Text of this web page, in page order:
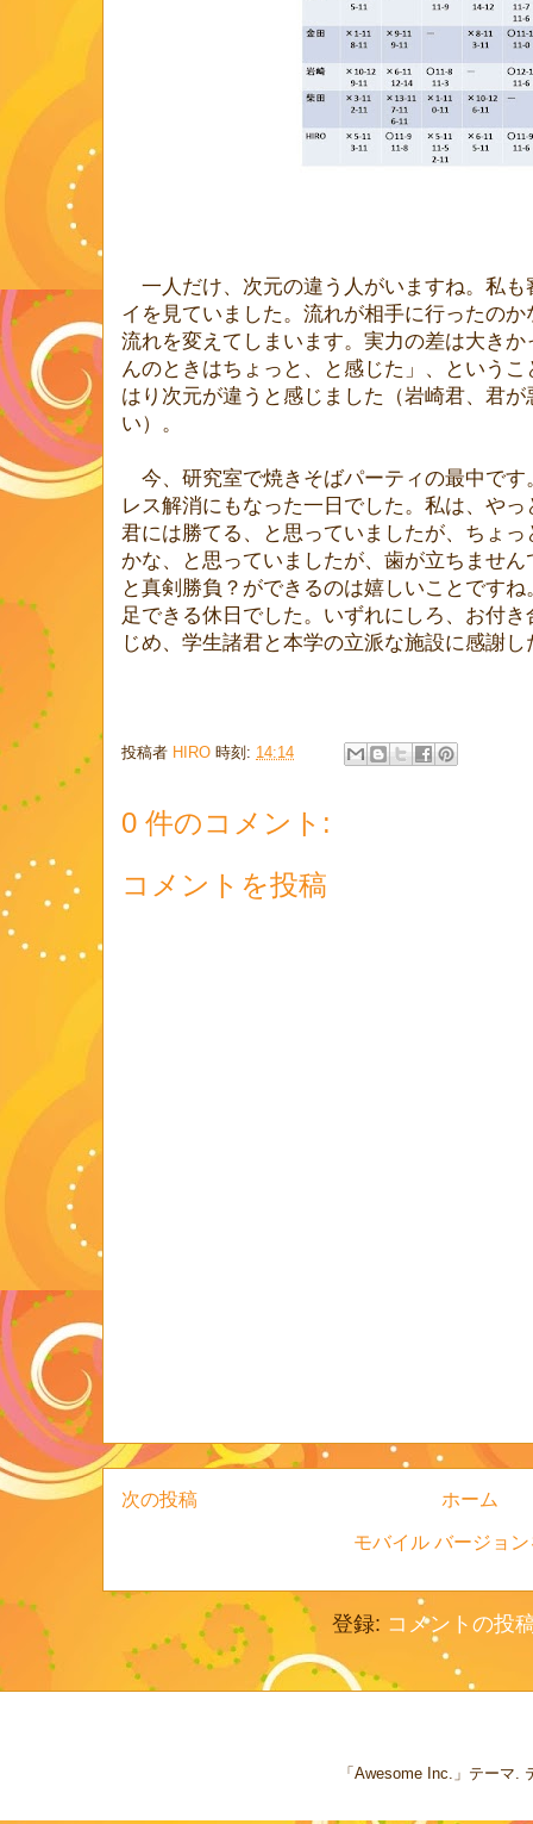
一人だけ、次元の違う人がいますね。私も
イを見ていました。流れが相手に行ったの
流れを変えてしまいます。実力の差は大き
んのときはちょっと、と感じた」、という
はり次元が違うと感じました（岩崎君、君
い）。
今、研究室で焼きそばパーティの最中です
レス解消にもなった一日でした。私は、や
君には勝てる、と思っていましたが、ちょ
かな、と思っていましたが、歯が立ちませ
と真剣勝負？ができるのは嬉しいことです
足できる休日でした。いずれにしろ、お付
じめ、学生諸君と本学の立派な施設に感謝
投稿者 HIRO 時刻: 14:14
0 件のコメント:
コメントを投稿
次の投稿 ホーム
モバイル バージョ
登録: コメントの投
「Awesome Inc.」テーマ.